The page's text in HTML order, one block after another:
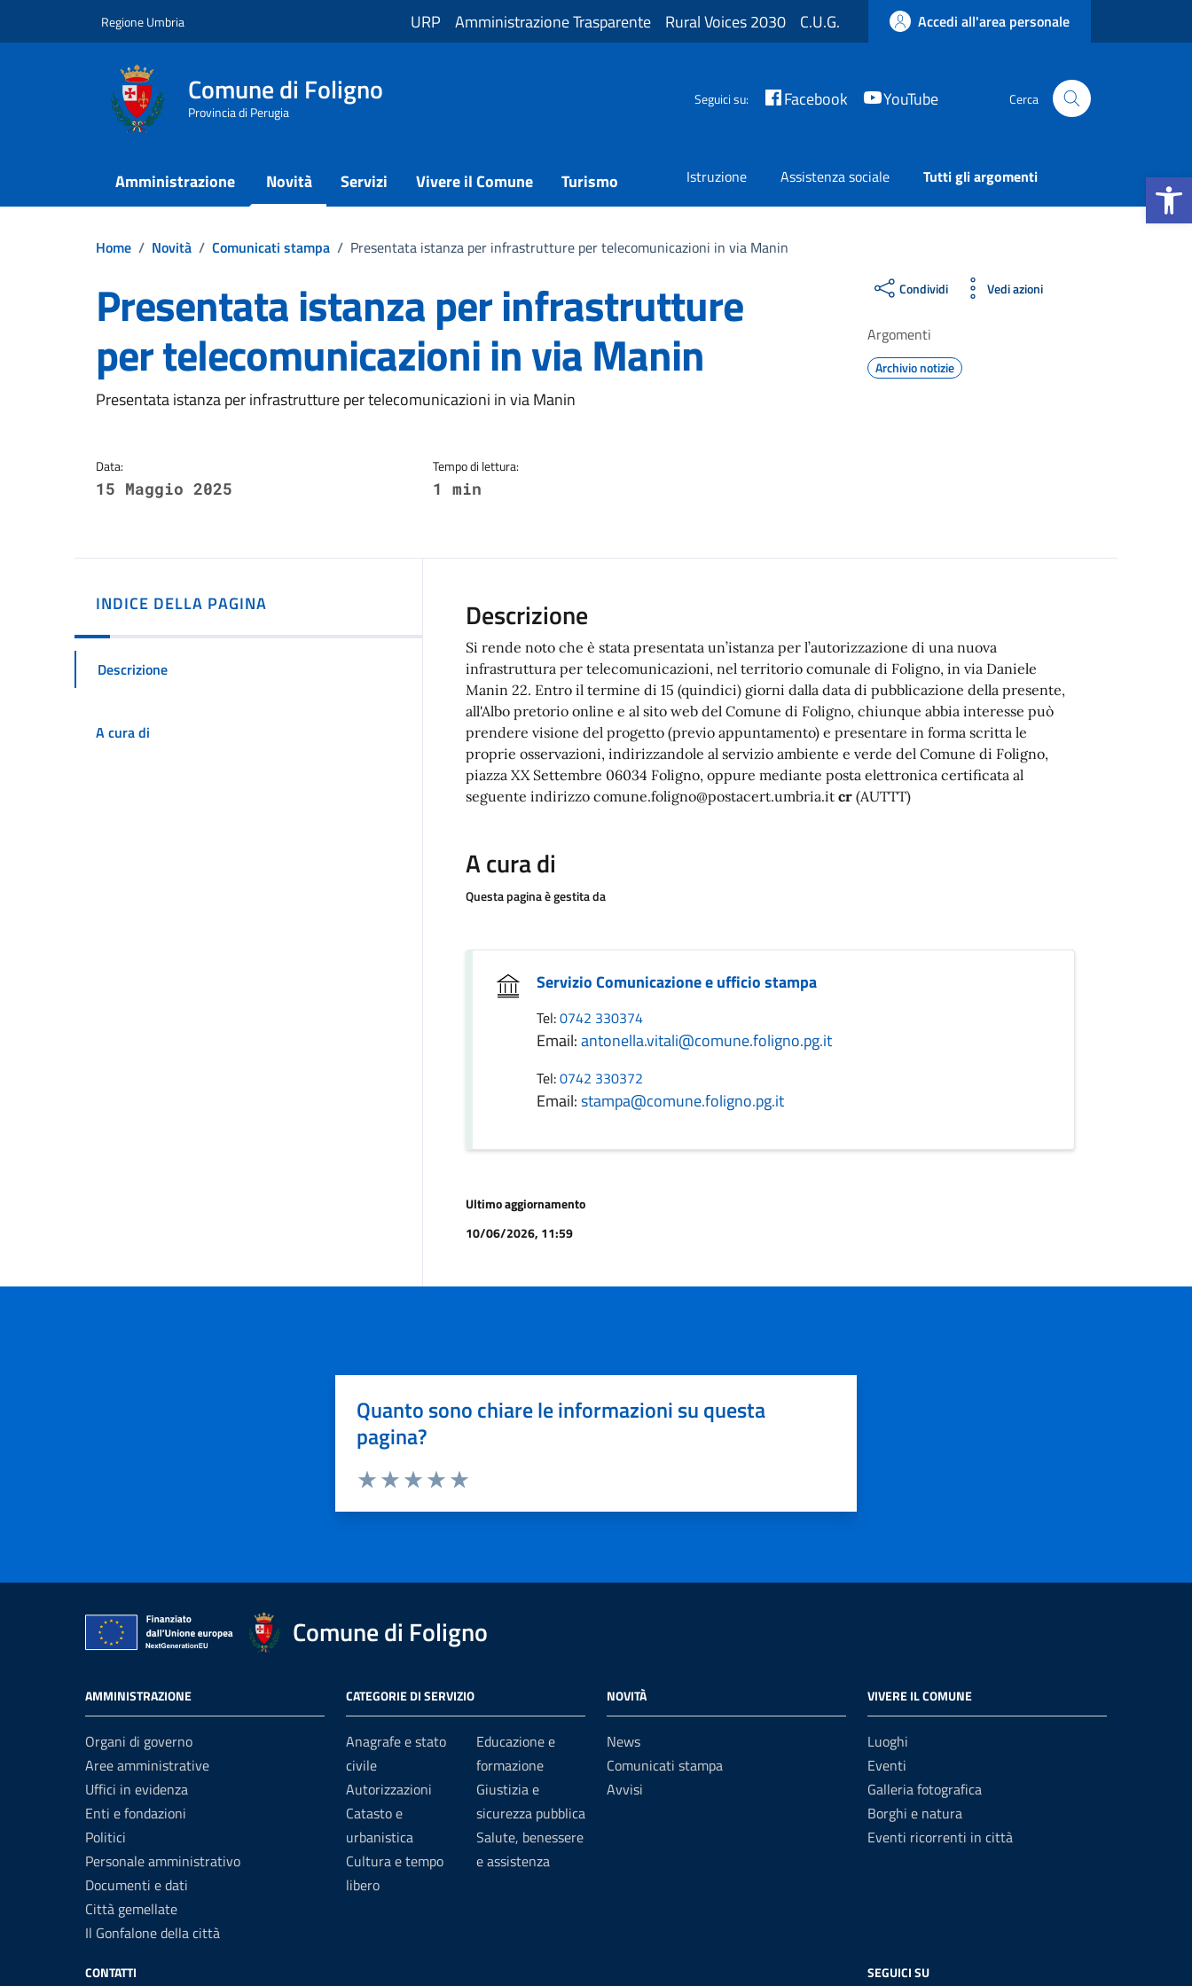
Apri la
Regione Umbria URP Amministrazione Trasparente Rural Voices 2030 C.U.G. Accedi all'area personale
Comune di Foligno
Provincia di Perugia
Seguici su: Facebook YouTube Cerca
Amministrazione Novità Servizi Vivere il Comune Turismo Istruzione Assistenza sociale Tutti gli argomenti
Home / Novità / Comunicati stampa / Presentata istanza per infrastrutture per telecomunicazioni in via Manin
Presentata istanza per infrastrutture
per telecomunicazioni in via Manin
Dettagli della notizia
Presentata istanza per infrastrutture per telecomunicazioni in via Manin
Data:
15 Maggio 2025
Tempo di lettura:
1 min
Condividi Vedi azioni
Argomenti
Archivio notizie
INDICE DELLA PAGINA
Descrizione
A cura di
Descrizione
Si rende noto che è stata presentata un’istanza per l’autorizzazione di una nuova
infrastruttura per telecomunicazioni, nel territorio comunale di Foligno, in via Daniele
Manin 22. Entro il termine di 15 (quindici) giorni dalla data di pubblicazione della presente,
all'Albo pretorio online e al sito web del Comune di Foligno, chiunque abbia interesse può
prendere visione del progetto (previo appuntamento) e presentare in forma scritta le
proprie osservazioni, indirizzandole al servizio ambiente e verde del Comune di Foligno,
piazza XX Settembre 06034 Foligno, oppure mediante posta elettronica certificata al
seguente indirizzo comune.foligno@postacert.umbria.it cr (AUTTT)
A cura di
Questa pagina è gestita da
Servizio Comunicazione e ufficio stampa
Tel:0742 330374
Email:antonella.vitali@comune.foligno.pg.it
Tel:0742 330372
Email:stampa@comune.foligno.pg.it
Ultimo aggiornamento
10/06/2026, 11:59
Quanto sono chiare le informazioni su questa
pagina?
Comune di Foligno
AMMINISTRAZIONE
Organi di governo
Aree amministrative
Uffici in evidenza
Enti e fondazioni
Politici
Personale amministrativo
Documenti e dati
Città gemellate
Il Gonfalone della città
CATEGORIE DI SERVIZIO
Anagrafe e stato
civile
Autorizzazioni
Catasto e
urbanistica
Cultura e tempo
libero
Educazione e
formazione
Giustizia e
sicurezza pubblica
Salute, benessere
e assistenza
NOVITÀ
News
Comunicati stampa
Avvisi
VIVERE IL COMUNE
Luoghi
Eventi
Galleria fotografica
Borghi e natura
Eventi ricorrenti in città
CONTATTI SEGUICI SU